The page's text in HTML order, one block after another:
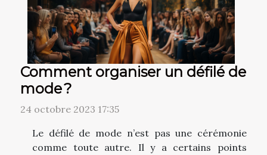
Comment organiser un défilé de
mode ?
24 octobre 2023 17:35
Le défilé de mode n’est pas une cérémonie
comme toute autre. Il y a certains points